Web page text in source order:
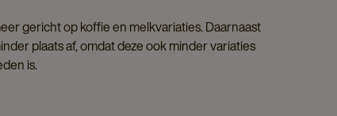
gericht op koffie en melkvariaties. Daarnaast
plaats af, omdat deze ook minder variaties
is.